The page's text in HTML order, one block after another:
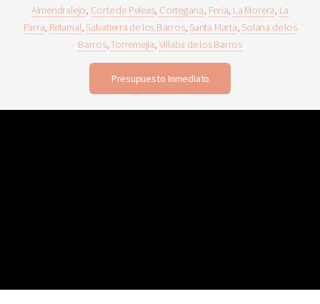
Almendralejo, Corte de Peleas, Cortegana, Feria, La Morera, La
Parra, Retamal, Salvatierra de los Barros, Santa Marta, Solana de los
Barros,Torremejia, Villaba de los Barros
Presupuesto Inmediato